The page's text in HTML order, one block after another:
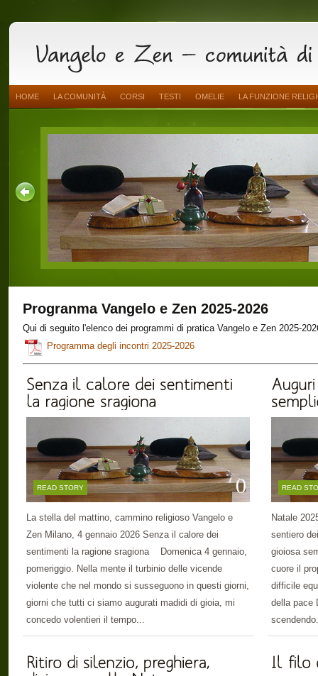
HOME LA COMUNITÀ CORSI TESTI OMELIE LA FUNZIONE
Progranma Vangelo e Zen 2025-2026
Qui di seguito l'elenco dei programmi di pratica Vangelo e Zen 2025-
Programma degli incontri 2025-2026
0
READ STORY
La stella del mattino, cammino religioso Vangelo e
Zen Milano, 4 gennaio 2026 Senza il calore dei
sentimenti la ragione sragiona Domenica 4 gennaio,
pomeriggio. Nella mente il turbinio delle vicende
violente che nel mondo si susseguono in questi giorni,
giorni che tutti ci siamo augurati madidi di gioia, mi
concedo volentieri il tempo...
READ
Natale
sentiero
gioiosa
cuore il
difficile
della pace